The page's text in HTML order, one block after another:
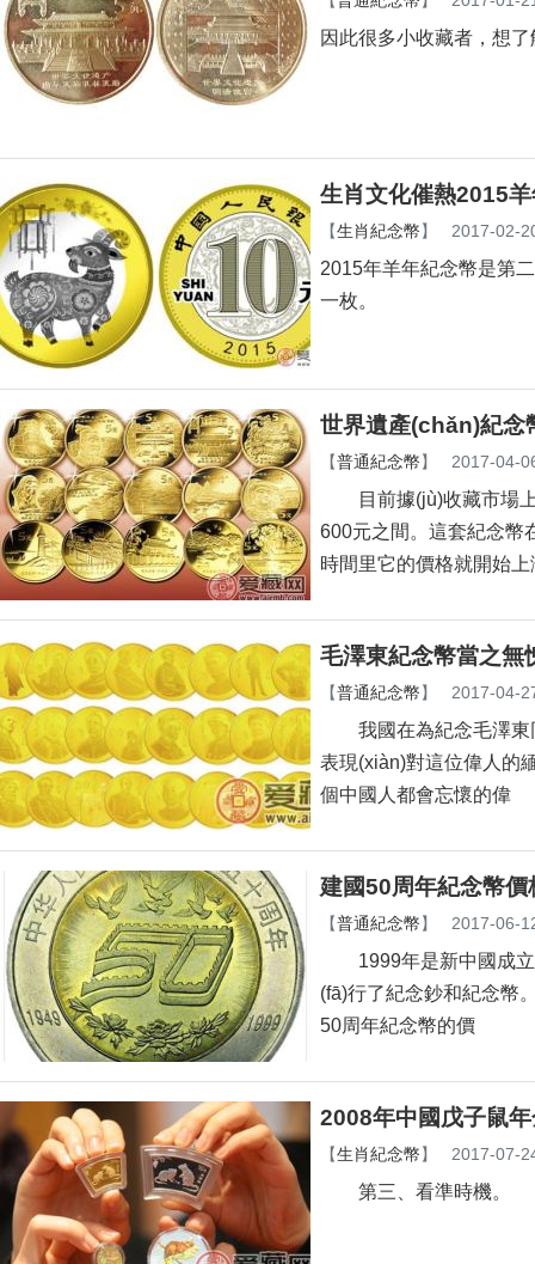
因此很多小收藏者，想
生肖文化催熱2015
【生肖紀念幣】 2017-02-
2015年羊年紀念幣是第
一枚。
世界遺產(chǎn)紀念
【普通紀念幣】 2017-04-
目前據(jù)收藏市場上
600元之間。這套紀念
時間里它的價格就開始上漲
毛澤東紀念幣當之無
【普通紀念幣】 2017-04-
我國在為紀念毛澤東同
表現(xiàn)對這位偉人的緬
個中國人都會忘懷的偉
建國50周年紀念幣價
【普通紀念幣】 2017-06-
1999年是新中國成立50
(fā)行了紀念鈔和紀念幣
50周年紀念幣的價
2008年中國戊子鼠
【生肖紀念幣】 2017-07-
第三、看準時機。